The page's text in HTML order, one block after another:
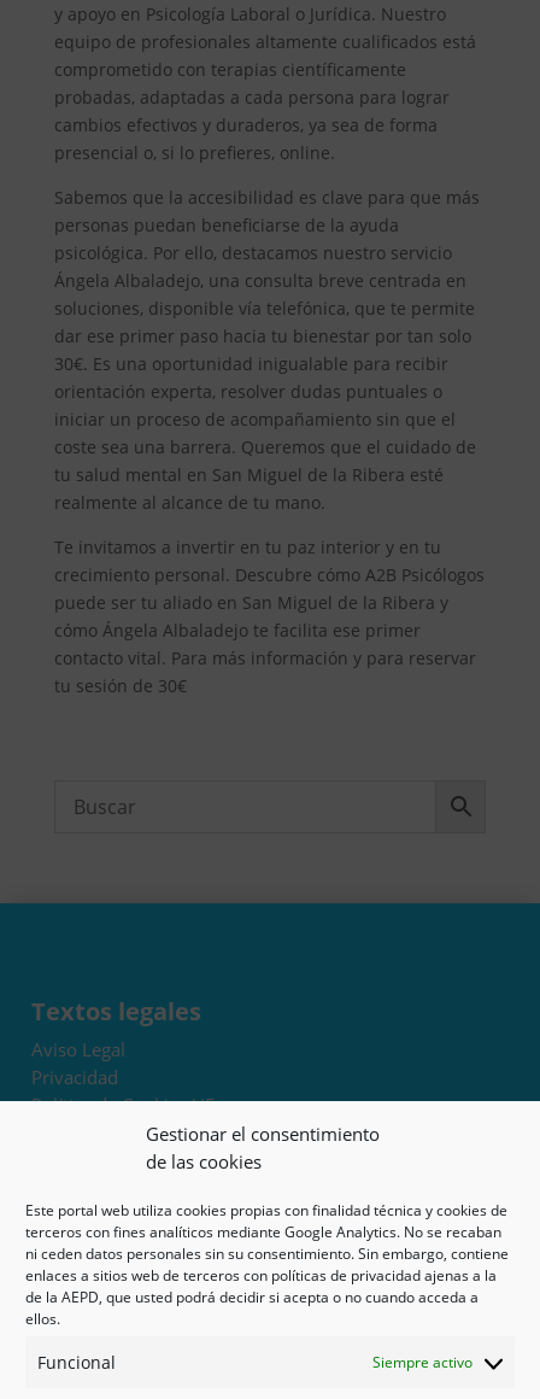
Gestionar el consentimiento
de las cookies
Este portal web utiliza cookies propias con finalidad técnica y cookies de
terceros con fines analíticos mediante Google Analytics. No se recaban
ni ceden datos personales sin su consentimiento. Sin embargo, contiene
enlaces a sitios web de terceros con políticas de privacidad ajenas a la
de la AEPD, que usted podrá decidir si acepta o no cuando acceda a
ellos.
Funcional Siempre activo
y apoyo en Psicología Laboral o Jurídica. Nuestro
equipo de profesionales altamente cualificados está
comprometido con terapias científicamente
probadas, adaptadas a cada persona para lograr
cambios efectivos y duraderos, ya sea de forma
presencial o, si lo prefieres, online.
Sabemos que la accesibilidad es clave para que más
personas puedan beneficiarse de la ayuda
psicológica. Por ello, destacamos nuestro servicio
Ángela Albaladejo, una consulta breve centrada en
soluciones, disponible vía telefónica, que te permite
dar ese primer paso hacia tu bienestar por tan solo
30€. Es una oportunidad inigualable para recibir
orientación experta, resolver dudas puntuales o
iniciar un proceso de acompañamiento sin que el
coste sea una barrera. Queremos que el cuidado de
tu salud mental en San Miguel de la Ribera esté
realmente al alcance de tu mano.
Te invitamos a invertir en tu paz interior y en tu
crecimiento personal. Descubre cómo A2B Psicólogos
puede ser tu aliado en San Miguel de la Ribera y
cómo Ángela Albaladejo te facilita ese primer
contacto vital. Para más información y para reservar
tu sesión de 30€
Textos legales
Aviso Legal
Privacidad
Política de Cookies UE
Términos y condiciones
Exoneración de responsabilidad
Mapa del sitio
Mi cuenta
Tienda
Psicología en Murcia
Guías